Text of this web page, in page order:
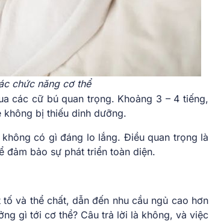
chức năng cơ thể
các cữ bú quan trọng. Khoảng 3 – 4 tiếng,
không bị thiếu dinh dưỡng.
có gì đáng lo lắng. Điều quan trọng là
đảm bảo sự phát triển toàn diện.
và thể chất, dẫn đến nhu cầu ngủ cao hơn
gì tới cơ thể? Câu trả lời là không, và việc